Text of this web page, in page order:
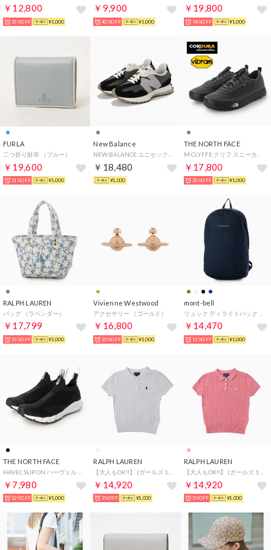
￥12,800
35%OFF ¥1,000
￥9,900
43%OFF ¥1,000
￥19,800
74%OFF ¥1,000
FURLA
二つ折り財布 （ブルー）
￥19,600
31%OFF ¥1,000
New Balance
￥18,480
¥1,000
THE NORTH FACE
￥17,800
32%OFF ¥1,000
RALPH LAUREN
バッグ （ラベンダー）
￥17,799
35%OFF ¥1,000
Vivienne Westwood
アクセサリー （ゴールド）
￥16,800
23%OFF ¥1,000
mont-bell
￥14,470
11%OFF ¥1,000
THE NORTH FACE
￥7,980
52%OFF ¥1,000
RALPH LAUREN
￥14,920
3%OFF ¥1,000
RALPH LAUREN
￥14,920
3%OFF ¥1,000